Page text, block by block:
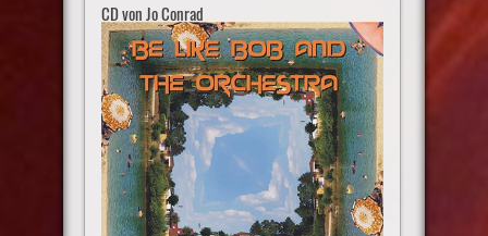
CD von Jo Conrad